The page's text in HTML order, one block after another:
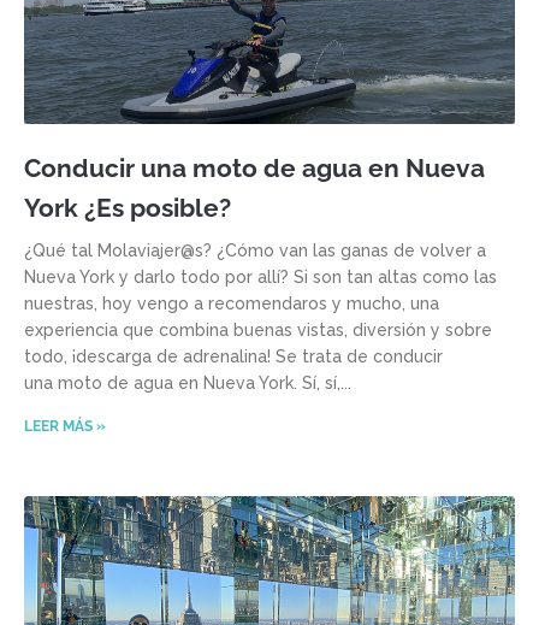
Conducir una moto de agua en Nueva
York ¿Es posible?
¿Qué tal Molaviajer@s? ¿Cómo van las ganas de volver a
Nueva York y darlo todo por allí? Si son tan altas como las
nuestras, hoy vengo a recomendaros y mucho, una
experiencia que combina buenas vistas, diversión y sobre
todo, ¡descarga de adrenalina! Se trata de conducir
una moto de agua en Nueva York. Sí, sí,
LEER MÁS »